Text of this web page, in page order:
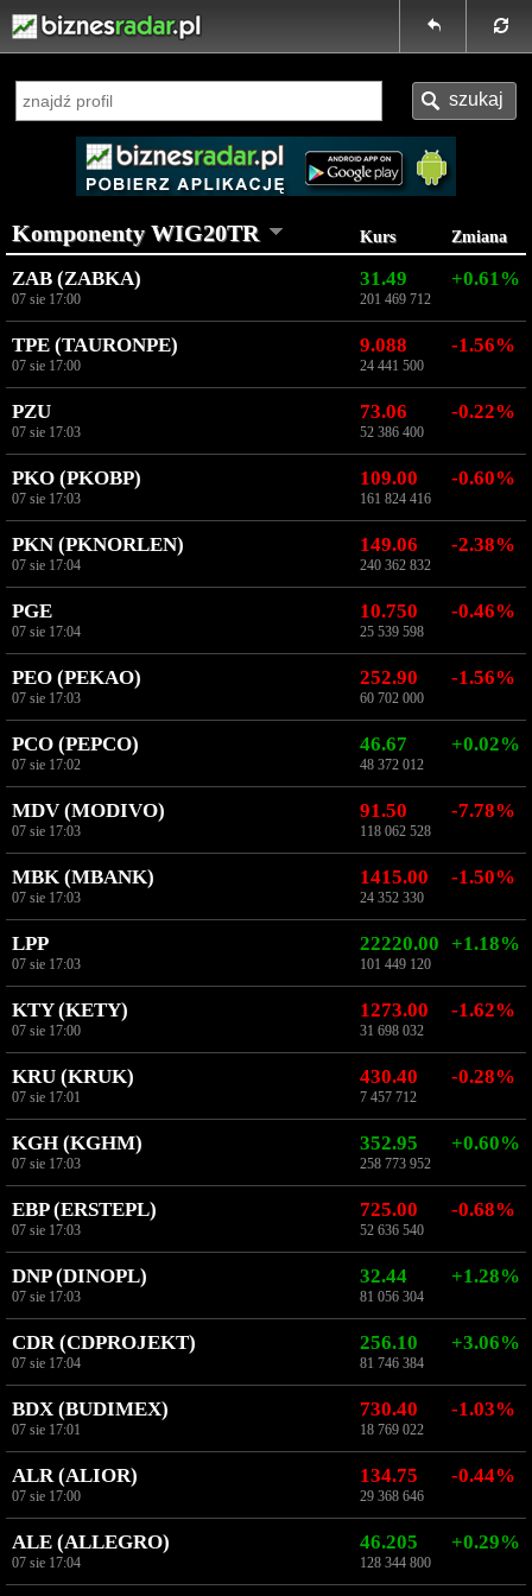
Komponenty WIG20TR Kurs Zmiana
ZAB (ZABKA)
07 sie 17:00
31.49
201 469 712
+0.61%
TPE (TAURONPE)
07 sie 17:00
9.088
24 441 500
-1.56%
PZU
07 sie 17:03
73.06
52 386 400
-0.22%
PKO (PKOBP)
07 sie 17:03
109.00
161 824 416
-0.60%
PKN (PKNORLEN)
07 sie 17:04
149.06
240 362 832
-2.38%
PGE
07 sie 17:04
10.750
25 539 598
-0.46%
PEO (PEKAO)
07 sie 17:03
252.90
60 702 000
-1.56%
PCO (PEPCO)
07 sie 17:02
46.67
48 372 012
+0.02%
MDV (MODIVO)
07 sie 17:03
91.50
118 062 528
-7.78%
MBK (MBANK)
07 sie 17:03
1415.00
24 352 330
-1.50%
LPP
07 sie 17:03
22220.00
101 449 120
+1.18%
KTY (KETY)
07 sie 17:00
1273.00
31 698 032
-1.62%
KRU (KRUK)
07 sie 17:01
430.40
7 457 712
-0.28%
KGH (KGHM)
07 sie 17:03
352.95
258 773 952
+0.60%
EBP (ERSTEPL)
07 sie 17:03
725.00
52 636 540
-0.68%
DNP (DINOPL)
07 sie 17:03
32.44
81 056 304
+1.28%
CDR (CDPROJEKT)
07 sie 17:04
256.10
81 746 384
+3.06%
BDX (BUDIMEX)
07 sie 17:01
730.40
18 769 022
-1.03%
ALR (ALIOR)
07 sie 17:00
134.75
29 368 646
-0.44%
ALE (ALLEGRO)
07 sie 17:04
46.205
128 344 800
+0.29%